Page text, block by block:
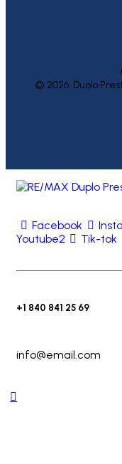
© 2026. Duplo
Facebook
Youtube2
Tik-tok
+1 840 841 25 69
info@email.com